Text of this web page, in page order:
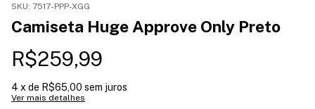
SKU: 7517-PPP-XGG
Camiseta Huge Approve Only Preto
R$259,99
4 x de R$65,00 sem juros
Ver mais detalhes